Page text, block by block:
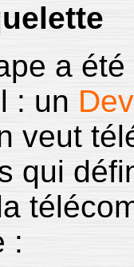
a
: un
veut
qui
: